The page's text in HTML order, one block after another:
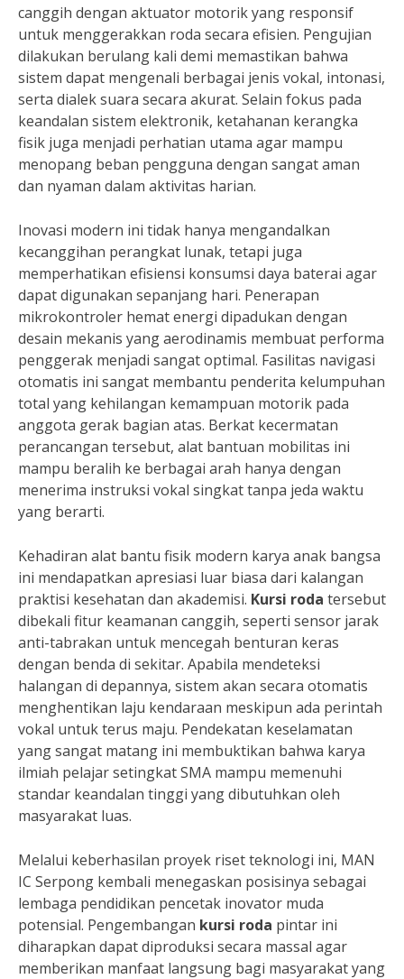
canggih dengan aktuator motorik yang responsif
untuk menggerakkan roda secara efisien. Pengujian
dilakukan berulang kali demi memastikan bahwa
sistem dapat mengenali berbagai jenis vokal, intonasi,
serta dialek suara secara akurat. Selain fokus pada
keandalan sistem elektronik, ketahanan kerangka
fisik juga menjadi perhatian utama agar mampu
menopang beban pengguna dengan sangat aman
dan nyaman dalam aktivitas harian.
Inovasi modern ini tidak hanya mengandalkan
kecanggihan perangkat lunak, tetapi juga
memperhatikan efisiensi konsumsi daya baterai agar
dapat digunakan sepanjang hari. Penerapan
mikrokontroler hemat energi dipadukan dengan
desain mekanis yang aerodinamis membuat performa
penggerak menjadi sangat optimal. Fasilitas navigasi
otomatis ini sangat membantu penderita kelumpuhan
total yang kehilangan kemampuan motorik pada
anggota gerak bagian atas. Berkat kecermatan
perancangan tersebut, alat bantuan mobilitas ini
mampu beralih ke berbagai arah hanya dengan
menerima instruksi vokal singkat tanpa jeda waktu
yang berarti.
Kehadiran alat bantu fisik modern karya anak bangsa
ini mendapatkan apresiasi luar biasa dari kalangan
praktisi kesehatan dan akademisi. Kursi roda tersebut
dibekali fitur keamanan canggih, seperti sensor jarak
anti-tabrakan untuk mencegah benturan keras
dengan benda di sekitar. Apabila mendeteksi
halangan di depannya, sistem akan secara otomatis
menghentikan laju kendaraan meskipun ada perintah
vokal untuk terus maju. Pendekatan keselamatan
yang sangat matang ini membuktikan bahwa karya
ilmiah pelajar setingkat SMA mampu memenuhi
standar keandalan tinggi yang dibutuhkan oleh
masyarakat luas.
Melalui keberhasilan proyek riset teknologi ini, MAN
IC Serpong kembali menegaskan posisinya sebagai
lembaga pendidikan pencetak inovator muda
potensial. Pengembangan kursi roda pintar ini
diharapkan dapat diproduksi secara massal agar
memberikan manfaat langsung bagi masyarakat yang